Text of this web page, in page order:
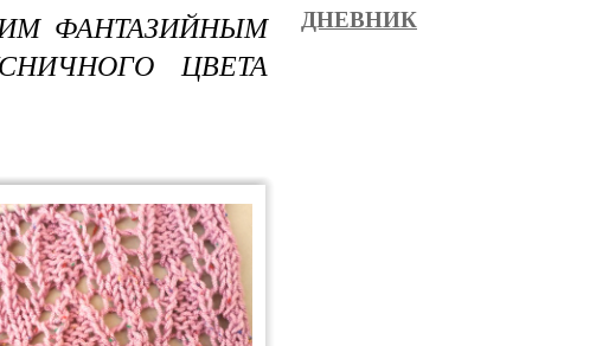
ФАНТАЗИЙНЫМ
ЦВЕТА
ДНЕВНИК